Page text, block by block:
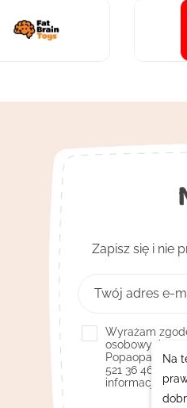
Zapisz się i nie
Wyrażam
osobowych
Popaopa.pl z
521 36 46 272
informacji
Na